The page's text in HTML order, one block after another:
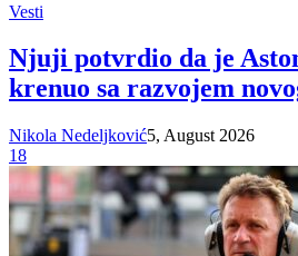
Vesti
Njuji potvrdio da je
krenuo sa razvojem
Nikola Nedeljković5, August 2026
18